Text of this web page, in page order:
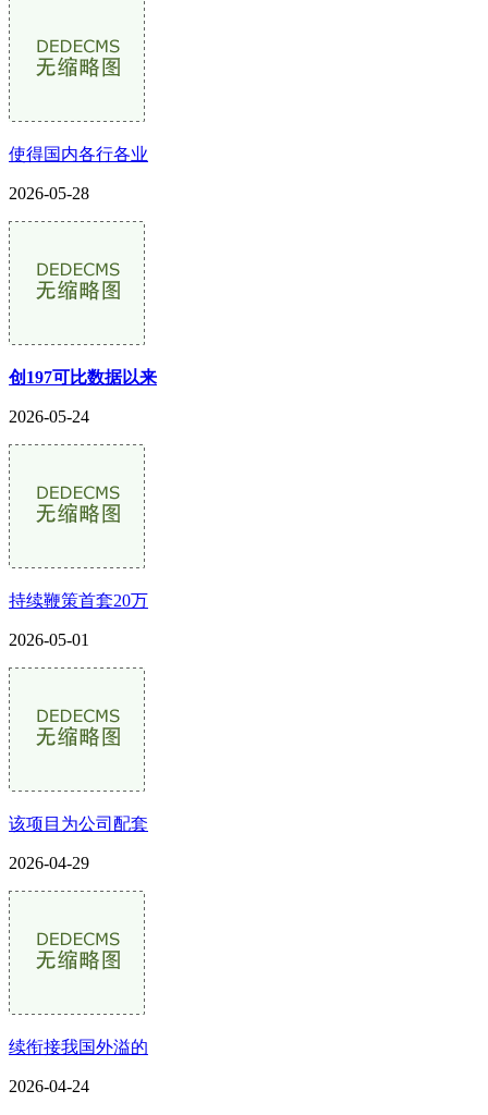
使得国内各行各业
2026-05-28
创197可比数据以来
2026-05-24
持续鞭策首套20万
2026-05-01
该项目为公司配套
2026-04-29
续衔接我国外溢的
2026-04-24